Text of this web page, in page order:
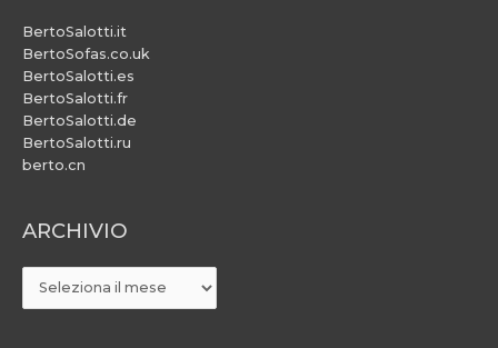
BertoSalotti.it
BertoSofas.co.uk
BertoSalotti.es
BertoSalotti.fr
BertoSalotti.de
BertoSalotti.ru
berto.cn
ARCHIVIO
ARCHIVIO